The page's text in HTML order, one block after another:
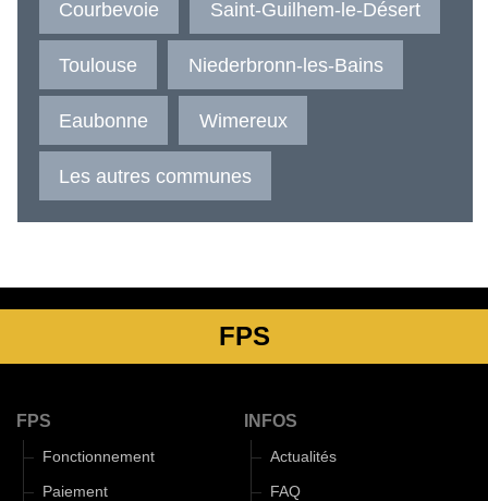
Courbevoie Saint-Guilhem-le-Désert
Toulouse Niederbronn-les-Bains
Eaubonne Wimereux
Les autres communes
FPS
FPS
Fonctionnement
Paiement
INFOS
Actualités
FAQ